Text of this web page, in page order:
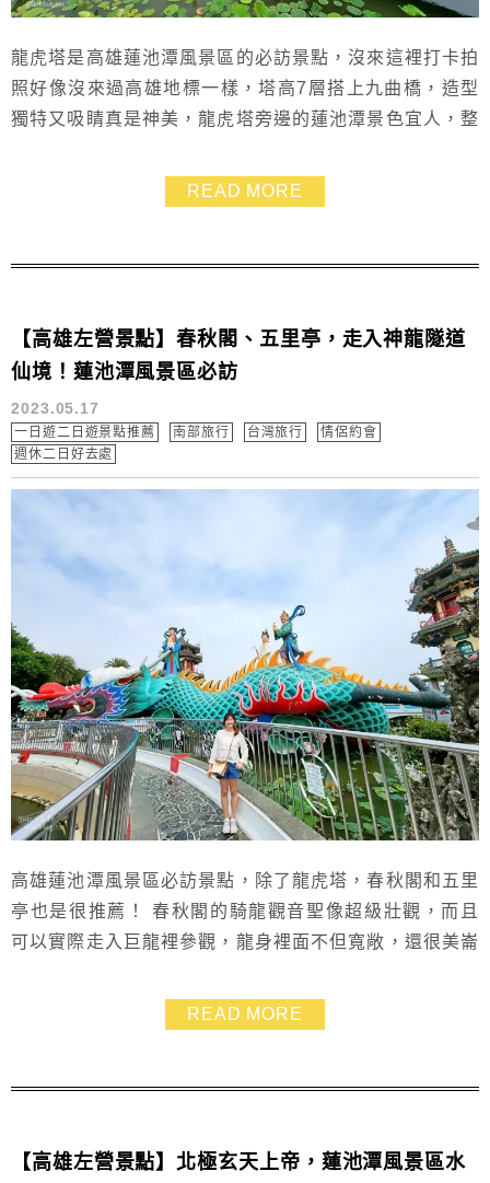
龍虎塔是高雄蓮池潭風景區的必訪景點，沒來這裡打卡拍
照好像沒來過高雄地標一樣，塔高7層搭上九曲橋，造型
獨特又吸睛真是神美，龍虎塔旁邊的蓮池潭景色宜人，整
拍借位kuso照也是蠻有趣
READ MORE
【高雄左營景點】春秋閣、五里亭，走入神龍隧道
仙境！蓮池潭風景區必訪
2023.05.17
一日遊二日遊景點推薦 南部旅行 台灣旅行
情侶約會
週休二日好去處
高雄蓮池潭風景區必訪景點，除了龍虎塔，春秋閣和五里
亭也是很推薦！ 春秋閣的騎龍觀音聖像超級壯觀，而且
可以實際走入巨龍裡參觀，龍身裡面不但寬敞，還很美崙
READ MORE
【高雄左營景點】北極玄天上帝，蓮池潭風景區水